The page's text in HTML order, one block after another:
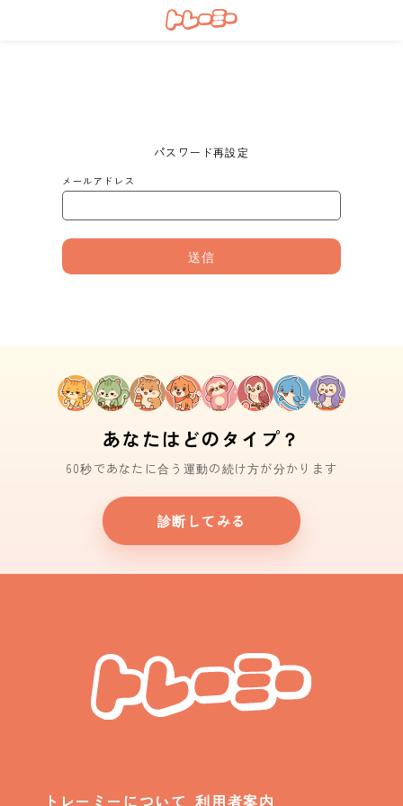
パスワード再設定
メールアドレス
送信
あなたはどのタイプ？
60秒であなたに合う運動の続け方が分かります
診断してみる
トレーミーについて 利用者案内